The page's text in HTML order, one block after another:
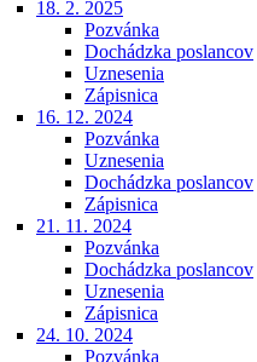
18. 2. 2025
Pozvánka
Dochádzka poslancov
Uznesenia
Zápisnica
16. 12. 2024
Pozvánka
Uznesenia
Dochádzka poslancov
Zápisnica
21. 11. 2024
Pozvánka
Dochádzka poslancov
Uznesenia
Zápisnica
24. 10. 2024
Pozvánka